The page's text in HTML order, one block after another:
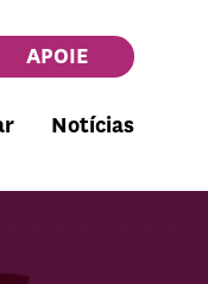
APOIE
Notícias